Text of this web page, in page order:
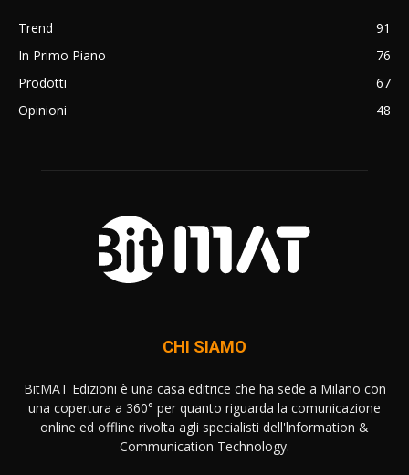
Trend
91
In Primo Piano
76
Prodotti
67
Opinioni
48
CHI SIAMO
BitMAT Edizioni è una casa editrice che ha sede a Milano con
una copertura a 360° per quanto riguarda la comunicazione
online ed offline rivolta agli specialisti dell'lnformation &
Communication Technology.